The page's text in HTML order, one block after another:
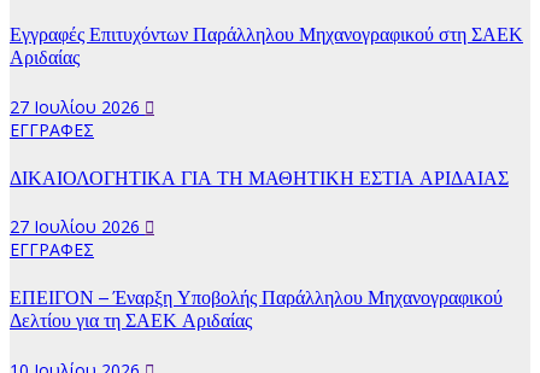
Εγγραφές Επιτυχόντων Παράλληλου Μηχανογραφικού στη ΣΑΕΚ
Αριδαίας
27 Ιουλίου 2026
ΕΓΓΡΑΦΕΣ
ΔΙΚΑΙΟΛΟΓΗΤΙΚΑ ΓΙΑ ΤΗ ΜΑΘΗΤΙΚΗ ΕΣΤΙΑ ΑΡΙΔΑΙΑΣ
27 Ιουλίου 2026
ΕΓΓΡΑΦΕΣ
ΕΠΕΙΓΟΝ – Έναρξη Υποβολής Παράλληλου Μηχανογραφικού
Δελτίου για τη ΣΑΕΚ Αριδαίας